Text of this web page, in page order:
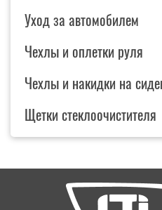
Уход за автомобилем
Чехлы и оплетки руля
Чехлы и накидки на
Щетки стеклоочистителя